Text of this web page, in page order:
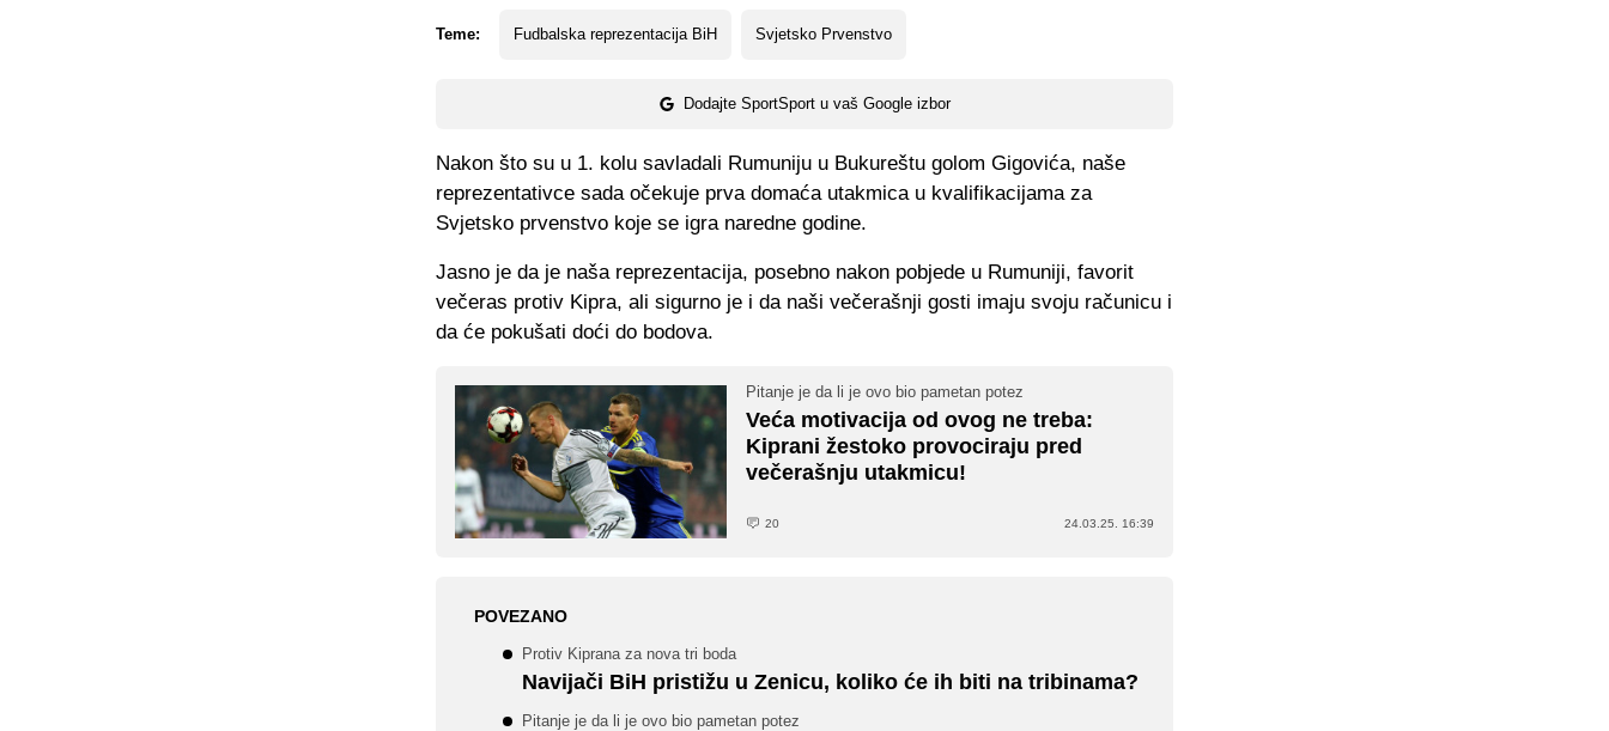
Teme: Fudbalska reprezentacija BiH Svjetsko Prvenstvo
Dodajte SportSport u vaš Google izbor
Nakon što su u 1. kolu savladali Rumuniju u Bukureštu golom Gigovića, naše
reprezentativce sada očekuje prva domaća utakmica u kvalifikacijama za
Svjetsko prvenstvo koje se igra naredne godine.
Jasno je da je naša reprezentacija, posebno nakon pobjede u Rumuniji, favorit
večeras protiv Kipra, ali sigurno je i da naši večerašnji gosti imaju svoju računicu i
da će pokušati doći do bodova.
Pitanje je da li je ovo bio pametan potez
Veća motivacija od ovog ne treba:
Kiprani žestoko provociraju pred
večerašnju utakmicu!
20 24.03.25. 16:39
POVEZANO
Protiv Kiprana za nova tri boda
Navijači BiH pristižu u Zenicu, koliko će ih biti na tribinama?
Pitanje je da li je ovo bio pametan potez